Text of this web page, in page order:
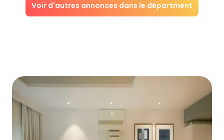
Voir d'autres annonces dans le départment